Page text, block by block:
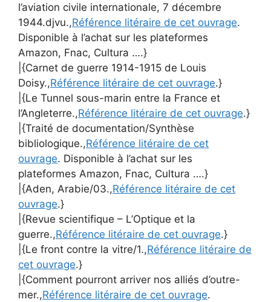
l’aviation civile internationale, 7 décembre
1944.djvu.,Référence litéraire de cet ouvrage.
Disponible à l’achat sur les plateformes
Amazon, Fnac, Cultura ….}
|{Carnet de guerre 1914-1915 de Louis
Doisy.,Référence litéraire de cet ouvrage.}
|{Le Tunnel sous-marin entre la France et
l’Angleterre.,Référence litéraire de cet ouvrage.}
|{Traité de documentation/Synthèse
bibliologique.,Référence litéraire de cet
ouvrage. Disponible à l’achat sur les
plateformes Amazon, Fnac, Cultura ….}
|{Aden, Arabie/03.,Référence litéraire de cet
ouvrage.}
|{Revue scientifique – L’Optique et la
guerre.,Référence litéraire de cet ouvrage.}
|{Le front contre la vitre/1.,Référence litéraire de
cet ouvrage.}
|{Comment pourront arriver nos alliés d’outre-
mer.,Référence litéraire de cet ouvrage.